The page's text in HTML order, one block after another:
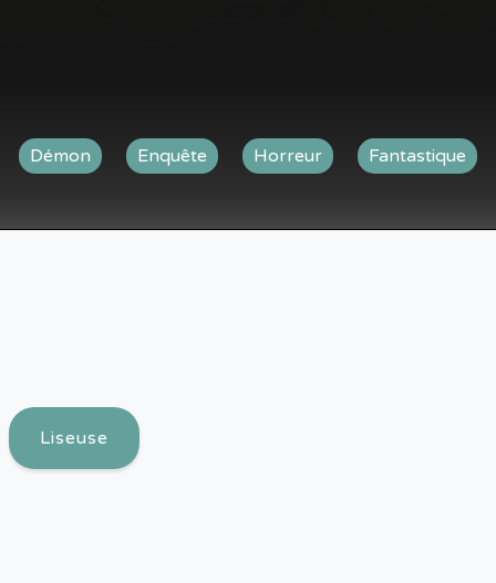
Démon Enquête Horreur Fantastique
Liseuse